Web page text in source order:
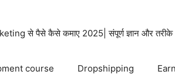
से पैसे कैसे कमाए 2025| संपूर्ण ज्ञान और तरीके
course Dropshipping